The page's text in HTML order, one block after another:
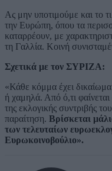
Ας μην υποτιμούμε και το
την Ευρώπη, όπου τα
καταρρέουν, με
τη Γαλλία. Κοινή
Σχετικά με τον ΣΥΡΙΖΑ:
«Κάθε κόμμα έχει
ή χαμηλά. Από ό,τι φαίνεται
της εκλογικής συντριβής
παραίτηση. Βρίσκεται
των τελευταίων
Ευρωκοινοβούλιο».